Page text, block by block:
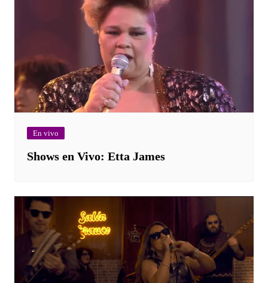
En vivo
Shows en Vivo: Etta James